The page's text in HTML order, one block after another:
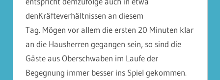
denKräfteverhältnissen an diesem
Tag. Mögen vor allem die ersten 20 Minuten klar
an die Hausherren gegangen sein, so sind die
Gäste aus Oberschwaben im Laufe der
Begegnung immer besser ins Spiel gekommen.